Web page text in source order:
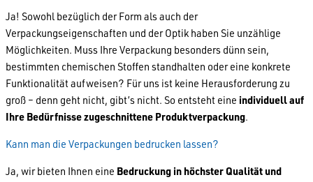
Ja! Sowohl bezüglich der Form als auch der
Verpackungseigenschaften und der Optik haben Sie unzählige
Möglichkeiten. Muss Ihre Verpackung besonders dünn sein,
bestimmten chemischen Stoffen standhalten oder eine konkrete
Funktionalität aufweisen? Für uns ist keine Herausforderung zu
groß – denn geht nicht, gibt’s nicht. So entsteht eine individuell auf
Ihre Bedürfnisse zugeschnittene Produktverpackung.
Kann man die Verpackungen bedrucken lassen?
Ja, wir bieten Ihnen eine Bedruckung in höchster Qualität und